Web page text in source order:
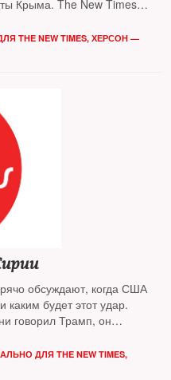
Крыма. The New Times
THE NEW TIMES, ХЕРСОН —
обсуждают, когда США
каким будет этот удар.
говорил Трамп, он
ДЛЯ THE NEW TIMES,